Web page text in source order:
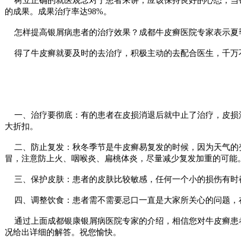
的成果。成果治疗率达98%。
怎样提高银屑病患者的治疗效果？成都牛皮癣医院专家表示
得了牛皮癣就要及时的去治疗，积极主动的去配合医生，千万
一、治疗要彻底：有的患者在皮损消退后就中止了治疗，皮
大折扣。
二、防止复发：秋冬季节是牛皮癣易复发的时候，因为天气
冒，注意防上火、咽喉炎、扁桃体炎，尽量减少复发加重的可能。
三、保护皮肤：患者的皮肤比较敏感，任何一个小的损伤有时
四、调整饮食：患者需不需要忌口一直是大家所关心的问题，
通过上面成都银康银屑病医院专家的介绍，相信您对牛皮癣
况给出详细的解答。祝您愉快。